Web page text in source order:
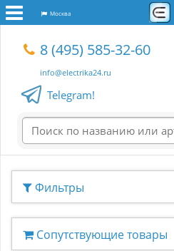
Москва
8 (495) 585-32-60
info@electrika24.ru
Telegram!
Фильтры
Сопутствующие товары